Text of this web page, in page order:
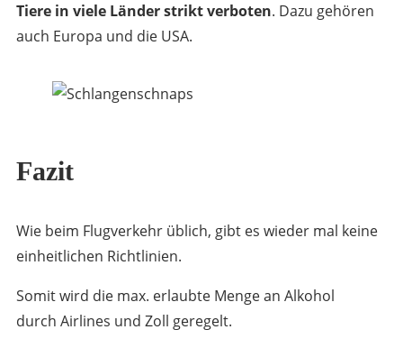
Tiere in viele Länder strikt verboten. Dazu gehören
auch Europa und die USA.
Fazit
Wie beim Flugverkehr üblich, gibt es wieder mal keine
einheitlichen Richtlinien.
Somit wird die max. erlaubte Menge an Alkohol
durch Airlines und Zoll geregelt.